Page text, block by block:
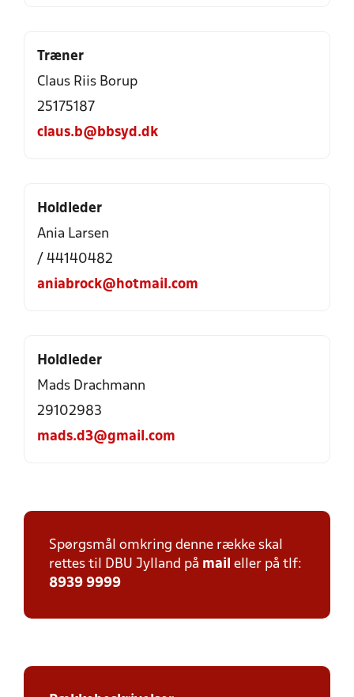
Træner
Claus Riis Borup
25175187
claus.b@bbsyd.dk
Holdleder
Ania Larsen
/ 44140482
aniabrock@hotmail.com
Holdleder
Mads Drachmann
29102983
mads.d3@gmail.com
Spørgsmål omkring denne række skal
rettes til DBU Jylland på mail eller på tlf:
8939 9999